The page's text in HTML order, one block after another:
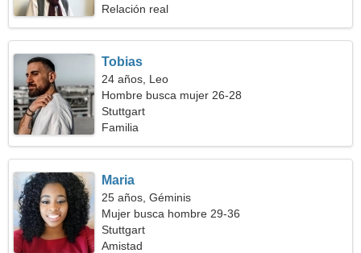
Relación real
Tobias
24 años, Leo
Hombre busca mujer 26-28
Stuttgart
Familia
Maria
25 años, Géminis
Mujer busca hombre 29-36
Stuttgart
Amistad